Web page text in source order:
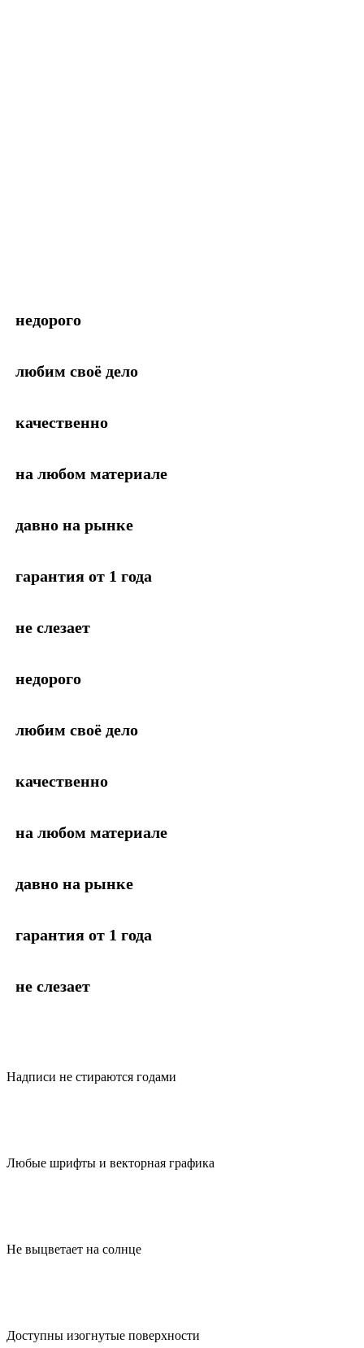
недорого
любим своё дело
качественно
на любом материале
давно на рынке
гарантия от 1 года
не слезает
недорого
любим своё дело
качественно
на любом материале
давно на рынке
гарантия от 1 года
не слезает
Надписи не стираются годами
Любые шрифты и векторная графика
Не выцветает на солнце
Доступны изогнутые поверхности